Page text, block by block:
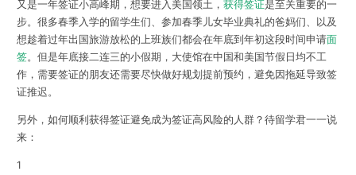
又是一年签证小高峰期，想要进入美国领土， 获得签证是至关重要的一
步。很多春季入学的留学生们、参加春季儿女毕业典礼的爸妈们、以及
想趁着过年出国旅游放松的上班族们都会在年底到年初这段时间申请面
签。但是年底接二连三的小假期，大使馆在中国和美国节假日均不工
作，需要签证的朋友还需要尽快做好规划提前预约，避免因拖延导致签
证推迟。
另外，如何顺利获得签证避免成为签证高风险的人群？待留学君一一说
来：
1